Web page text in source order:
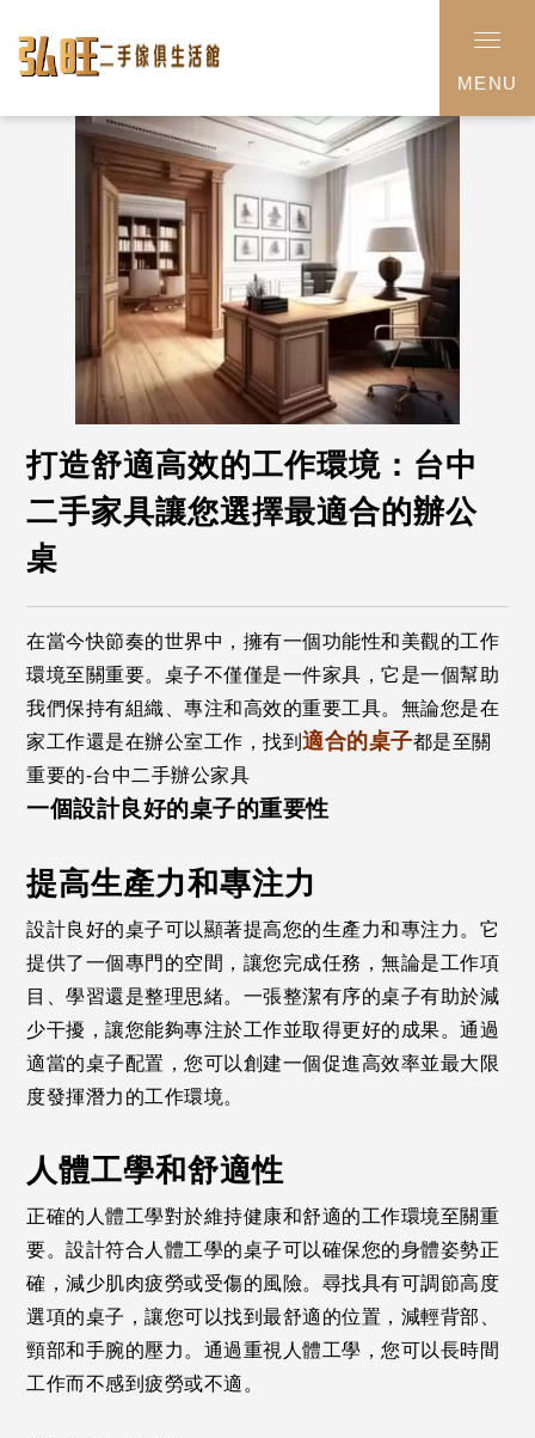
MENU
打造舒適高效的工作環境：台中
二手家具讓您選擇最適合的辦公
桌
在當今快節奏的世界中，擁有一個功能性和美觀的工作
環境至關重要。桌子不僅僅是一件家具，它是一個幫助
我們保持有組織、專注和高效的重要工具。無論您是在
家工作還是在辦公室工作，找到適合的桌子都是至關
重要的-台中二手辦公家具
一個設計良好的桌子的重要性
提高生產力和專注力
設計良好的桌子可以顯著提高您的生產力和專注力。它
提供了一個專門的空間，讓您完成任務，無論是工作項
目、學習還是整理思緒。一張整潔有序的桌子有助於減
少干擾，讓您能夠專注於工作並取得更好的成果。通過
適當的桌子配置，您可以創建一個促進高效率並最大限
度發揮潛力的工作環境。
人體工學和舒適性
正確的人體工學對於維持健康和舒適的工作環境至關重
要。設計符合人體工學的桌子可以確保您的身體姿勢正
確，減少肌肉疲勞或受傷的風險。尋找具有可調節高度
選項的桌子，讓您可以找到最舒適的位置，減輕背部、
頸部和手腕的壓力。通過重視人體工學，您可以長時間
工作而不感到疲勞或不適。